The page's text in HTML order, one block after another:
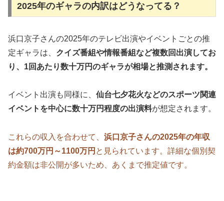
2025年のギャラの内訳はどうなってる？
浜口京子さんの2025年のテレビ出演やイベントごとの推
定ギャラは、 クイズ番組や情報番組など複数回出演してお
り、1回あたり数十万円のギャラが相場と推測されます。
イベント出演も同様に、 仙台七夕花火などのスポーツ関連
イベントを中心に数十万円程度の出演料が想定されます。
これらの収入を合わせて、 浜口京子さんの2025年の年収
は約700万円～1100万円 と見られています。詳細な個別契
約金額は非公開が多いため、あくまで推定値です。